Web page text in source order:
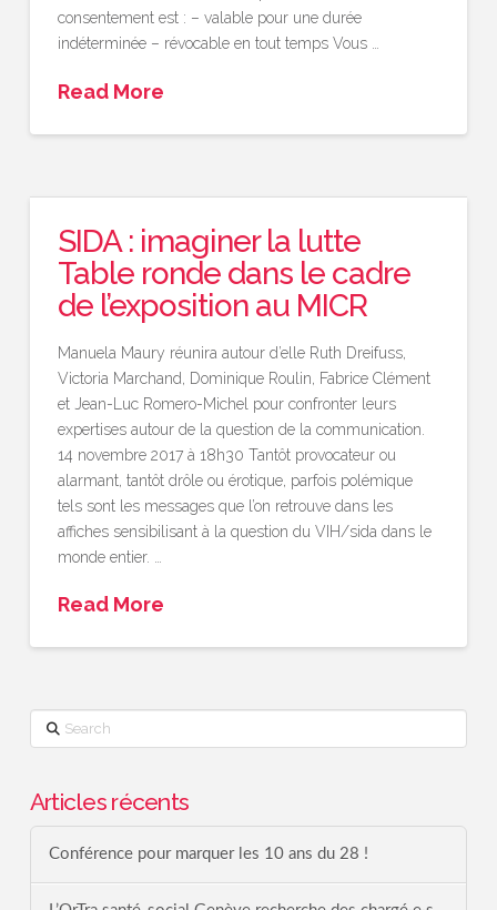
consentement est : – valable pour une durée
indéterminée – révocable en tout temps Vous …
Read More
SIDA : imaginer la lutte
Table ronde dans le cadre
de l’exposition au MICR
Manuela Maury réunira autour d’elle Ruth Dreifuss,
Victoria Marchand, Dominique Roulin, Fabrice Clément
et Jean-Luc Romero-Michel pour confronter leurs
expertises autour de la question de la communication.
14 novembre 2017 à 18h30 Tantôt provocateur ou
alarmant, tantôt drôle ou érotique, parfois polémique
tels sont les messages que l’on retrouve dans les
affiches sensibilisant à la question du VIH/sida dans le
monde entier. …
Read More
Search
Articles récents
Conférence pour marquer les 10 ans du 28 !